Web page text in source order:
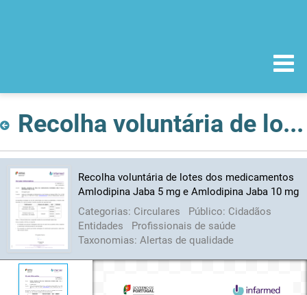
Recolha voluntária de lotes dos medicamentos Amlodipina Jaba 5 mg e Amlodipina Jaba 10 mg
Recolha voluntária de lotes dos medicamentos
Amlodipina Jaba 5 mg e Amlodipina Jaba 10 mg
Categorias: Circulares Público: Cidadãos
Entidades
Profissionais de saúde
Taxonomias: Alertas de qualidade